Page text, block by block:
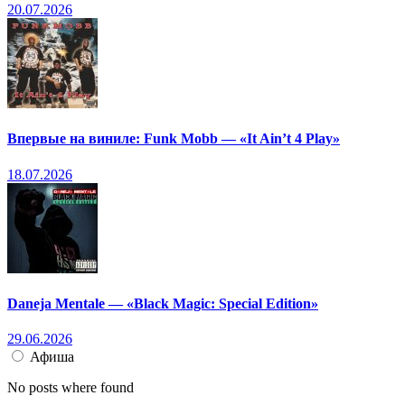
20.07.2026
Впервые на виниле: Funk Mobb — «It Ain’t 4 Play»
18.07.2026
Daneja Mentale — «Black Magic: Special Edition»
29.06.2026
Афиша
No posts where found